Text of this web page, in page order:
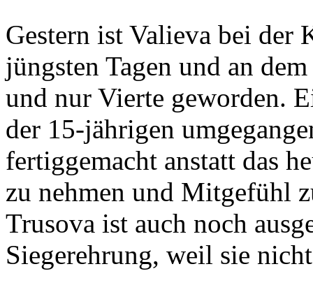
Gestern ist Valieva bei der
jüngsten Tagen und an
und nur Vierte geworden.
der 15-jährigen
fertiggemacht anstatt das
zu nehmen und Mitgefühl
Trusova ist auch noch
Siegerehrung, weil sie